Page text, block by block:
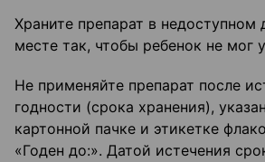
Храните препарат в недоступном
месте так, чтобы ребенок не мог
Не применяйте препарат после
годности (срока хранения),
картонной пачке и этикетке
«Годен до:». Датой истечения